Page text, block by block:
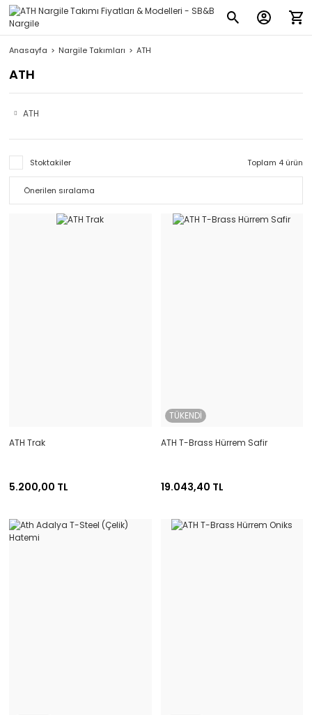
Anasayfa Nargile Takımları ATH
ATH
ATH
Stoktakiler Toplam 4 ürün
ATH Trak
5.200,00 TL
TÜKENDİ
ATH T-Brass Hürrem Safir
19.043,40 TL